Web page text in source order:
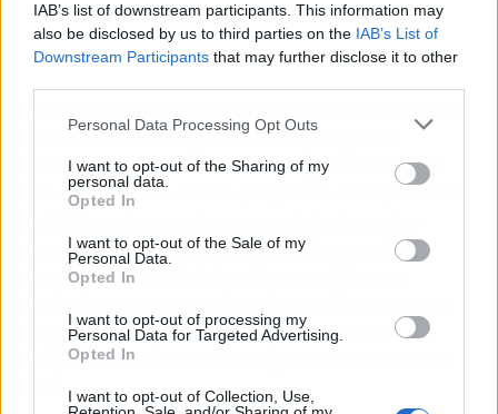
IAB’s list of downstream participants. This information may
also be disclosed by us to third parties on the IAB’s List of
Downstream Participants that may further disclose it to other
Personal Data Processing Opt Outs
I want to opt-out of the Sharing of my
personal data.
Opted In
I want to opt-out of the Sale of my
Personal Data.
Opted In
I want to opt-out of processing my
Personal Data for Targeted Advertising.
Opted In
I want to opt-out of Collection, Use,
X el Sabio forman parte de un programa
diseñado para potenciar la empleabilidad de
sus estudiantes. Dicho programa incluye otras
empresas en la formación del alumnado o
generan oportunidades de conexión con
ha permitido que UAX tenga una tasa de
empleabilidad entre sus egresados cercana al
95%.